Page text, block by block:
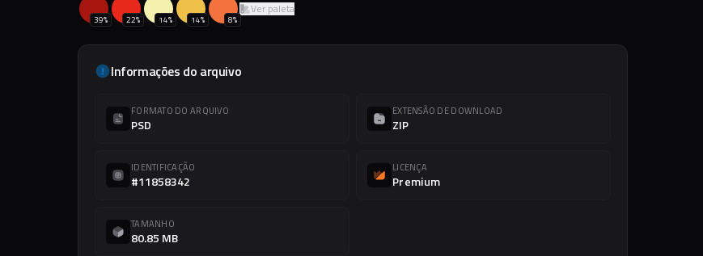
39% 22% 14% 14% 8%
Ver paleta
Informações do arquivo
FORMATO DO ARQUIVO
PSD
EXTENSÃO DE DOWNLOAD
ZIP
IDENTIFICAÇÃO
#11858342
LICENÇA
Premium
TAMANHO
80.85 MB